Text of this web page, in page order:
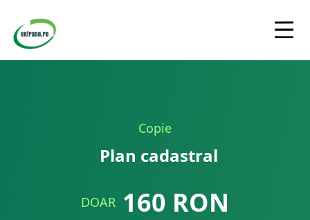
Copie
Plan cadastral
DOAR 160 RON